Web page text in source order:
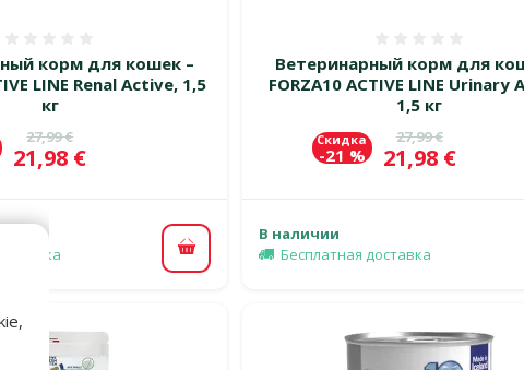
корм для кошек –
LINE Renal Active, 1,5
кг
Исходная цена
27,99 €
Цена
21,98 €
В корзину
Ветеринарный корм для
FORZA10 ACTIVE LINE Urinary
1,5 кг
Исходная цена
27,99 €
Цена
21,98 €
Скидка
-21 %
В наличии
Бесплатная доставка